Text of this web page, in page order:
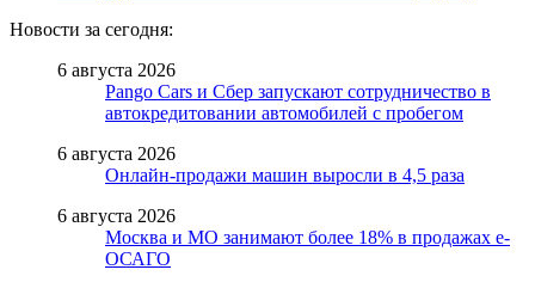
Новости за сегодня:
6 августа 2026
Pango Cars и Сбер запускают сотрудничество в
автокредитовании автомобилей с пробегом
6 августа 2026
Онлайн-продажи машин выросли в 4,5 раза
6 августа 2026
Москва и МО занимают более 18% в продажах е-
ОСАГО